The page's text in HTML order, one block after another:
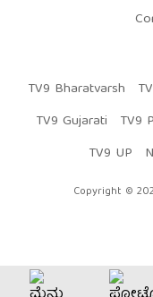
TV9 Bharatvarsh
TV9 Gujarati
TV9
TV9 UP
Copyright ©